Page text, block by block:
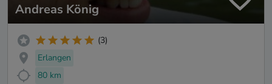
Andreas König
(3)
Erlangen
80 km